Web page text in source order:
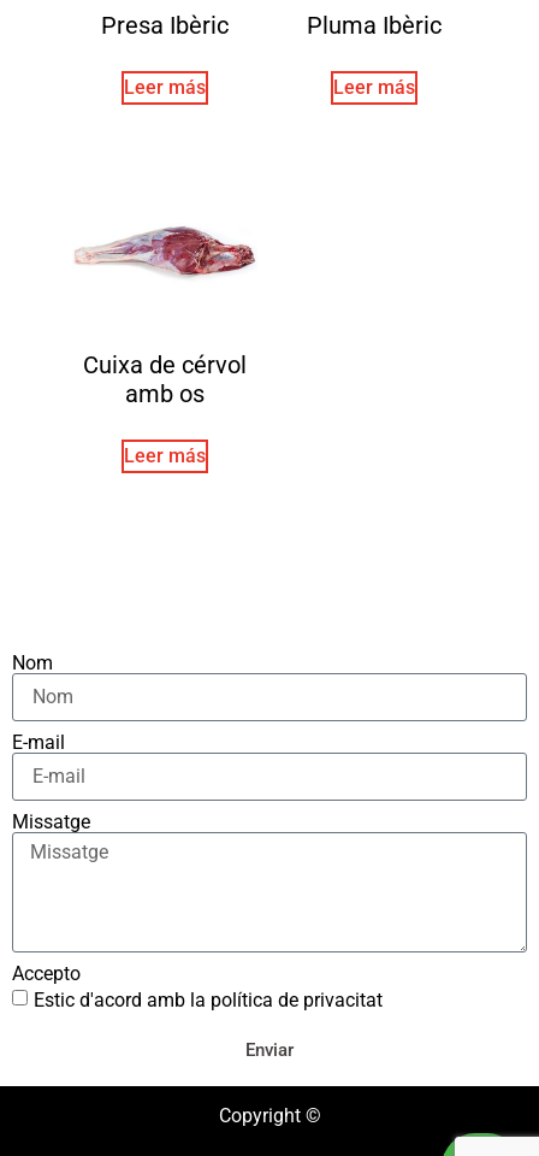
Presa Ibèric
Leer más
Pluma Ibèric
Leer más
Cuixa de cérvol
amb os
Leer más
Nom
E-mail
Missatge
Accepto
Estic d'acord amb la política de privacitat
Enviar
Copyright ©